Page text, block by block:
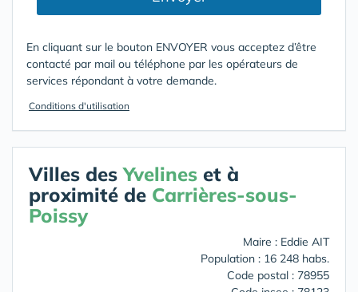
En cliquant sur le bouton ENVOYER vous acceptez d’être
contacté par mail ou téléphone par les opérateurs de
services répondant à votre demande.
Conditions d'utilisation
Villes desYvelines et à
proximité de Carrières-sous-
Poissy
Maire : Eddie AIT
Population : 16 248 habs.
Code postal : 78955